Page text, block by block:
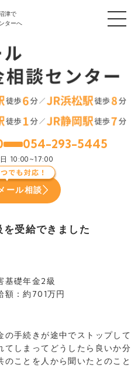
津で
ターへ
054-293-5445
10:00~17:00
ール相談
受給できました
基礎年金2級
額：約701万円
の手続きが途中でストップして
てしまってどうしたら良いか分
ことを人から聞いたとのこと